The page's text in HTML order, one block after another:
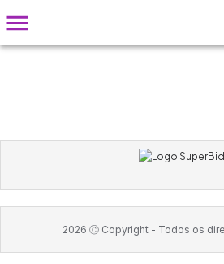
2026 Ⓒ Copyright - Todos os